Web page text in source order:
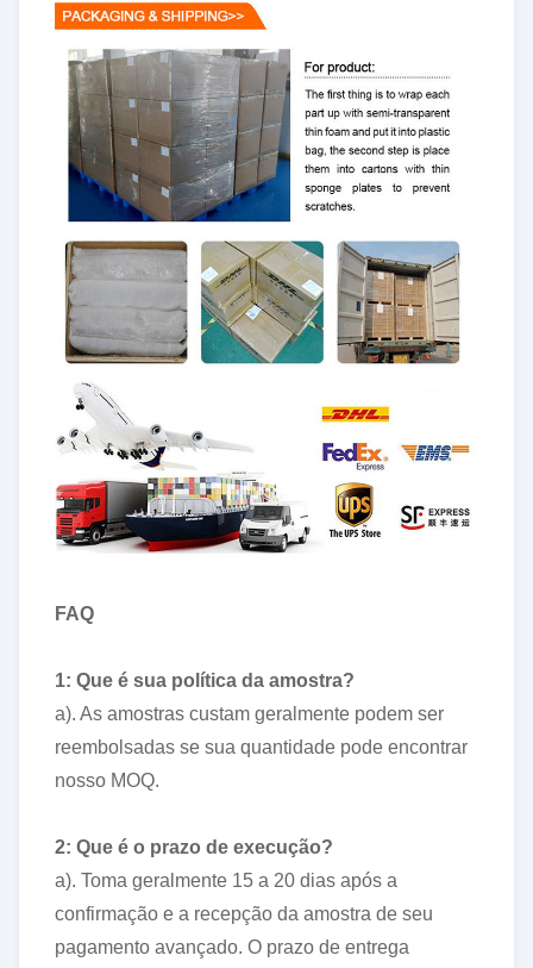
FAQ
1: Que é sua política da amostra?
a). As amostras custam geralmente podem ser
reembolsadas se sua quantidade pode encontrar
nosso MOQ.
2: Que é o prazo de execução?
a). Toma geralmente 15 a 20 dias após a
confirmação e a recepção da amostra de seu
pagamento avançado. O prazo de entrega